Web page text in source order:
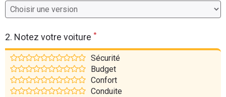
Moto
Marques
2. Notez votre voiture *
Sécurité
Budget
Confort
Conduite